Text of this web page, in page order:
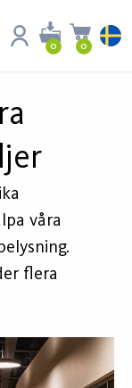
0 0
våra
flera